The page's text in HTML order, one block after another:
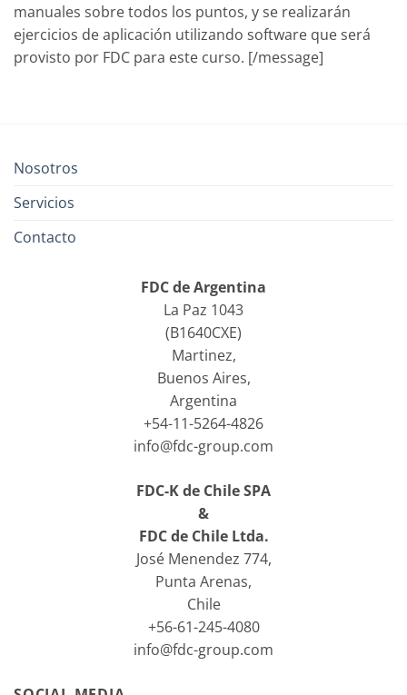
manuales sobre todos los puntos, y se realizarán
ejercicios de aplicación utilizando software que será
provisto por FDC para este curso. [/message]
Nosotros
Servicios
Contacto
FDC de Argentina
La Paz 1043
(B1640CXE)
Martinez,
Buenos Aires,
Argentina
+54-11-5264-4826
info@fdc-group.com
FDC-K de Chile SPA
&
FDC de Chile Ltda.
José Menendez 774,
Punta Arenas,
Chile
+56-61-245-4080
info@fdc-group.com